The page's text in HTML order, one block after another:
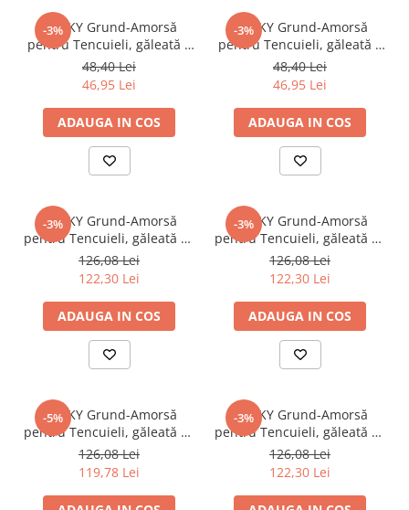
-3%
STICKY Grund-Amorsă
pentru Tencuieli, găleată 5
kg, teracota
48,40 Lei
46,95 Lei
ADAUGA IN COS
-3%
STICKY Grund-Amorsă
pentru Tencuieli, găleată 5
kg, terra
48,40 Lei
46,95 Lei
ADAUGA IN COS
-3%
STICKY Grund-Amorsă
pentru Tencuieli, găleată 15
kg, alb
126,08 Lei
122,30 Lei
ADAUGA IN COS
-3%
STICKY Grund-Amorsă
pentru Tencuieli, găleată 15
kg, capucino
126,08 Lei
122,30 Lei
ADAUGA IN COS
-5%
STICKY Grund-Amorsă
pentru Tencuieli, găleată 15
kg, cognac
126,08 Lei
119,78 Lei
-3%
STICKY Grund-Amorsă
pentru Tencuieli, găleată 15
kg, gri antracit
126,08 Lei
122,30 Lei